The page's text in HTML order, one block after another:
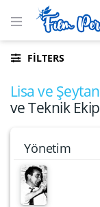
FILTERS
Lisa ve Şeytan
ve Teknik Ekip
Yönetim